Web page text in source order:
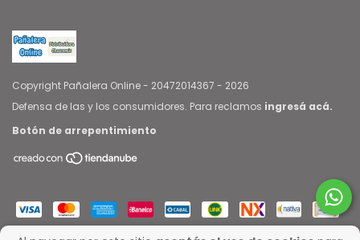
Copyright Pañalera Online - 20472014367 - 2026
Defensa de las y los consumidores. Para reclamos ingresá acá.
Botón de arrepentimiento